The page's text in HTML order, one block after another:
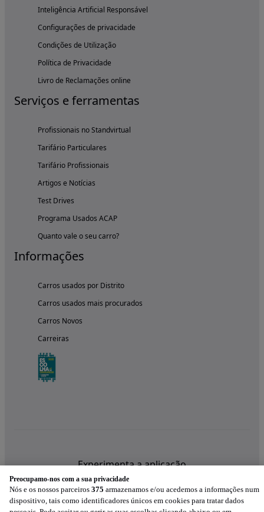
Inteligência Artificial Responsável
Configurações de privacidade
Condições de Utilização
Política de Privacidade
Livro de Reclamações online
Serviços e ferramentas
Profissionais no Standvirtual
Tarifário Particulares
Tarifário Profissionais
Artigos e Notícias
Test Drives
Programa Usados ACAP
Quanto vale o seu carro?
Informações
Carros usados por Distrito
Carros usados mais procurados
Carros Novos
Carreiras
Experimenta a aplicação
Preocupamo-nos com a sua privacidade
Nós e os nossos parceiros 375 armazenamos e/ou acedemos a informações num
dispositivo, tais como identificadores únicos em cookies para tratar dados